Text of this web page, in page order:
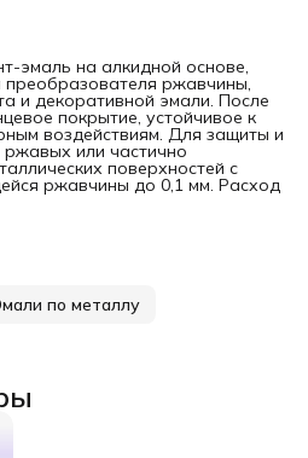
эмаль на алкидной основе,
преобразователя ржавчины,
и декоративной эмали. После
покрытие, устойчивое к
воздействиям. Для защиты и
ржавых или частично
поверхностей с
ржавчины до 0,1 мм. Расход
по металлу